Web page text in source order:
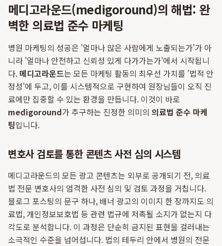
메디고라운드(medigoround)의 해법: 완
벽한 의료법 준수 마케팅
병원 마케팅의 성공은 '얼마나 많은 사람에게 노출되는가'가 아
니라 '얼마나 안전하고 신뢰성 있게 다가가는가'에서 시작됩니
다. 메디고라운드는 모든 마케팅 활동의 최우선 가치를 '법적 안
정성'에 두고, 이를 시스템적으로 구현하여 원장님들이 오직 진
료에만 집중할 수 있는 환경을 만듭니다. 이것이 바로
medigoround가 추구하는 진정한 의미의 의료법 준수 마케
팅입니다.
변호사 검토를 통한 콘텐츠 사전 심의 시스템
메디고라운드의 모든 광고 콘텐츠는 외부로 공개되기 전, 의료
법 전문 변호사의 엄격한 사전 심의 및 검토 과정을 거칩니다.
블로그 포스팅의 문구 하나, 배너 광고의 이미지 한 장까지도 의
료법, 개인정보보호법 등 관련 법규에 저촉될 소지가 없는지 다
각도로 분석합니다. 이 과정은 단순히 금지된 표현을 걸러내는
소극적인 수준을 넘어섭니다. 법의 테두리 안에서 병원의 전문